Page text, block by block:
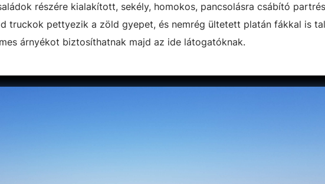
részére kialakított, sekély, homokos, pancsolásra csábító
truckok pettyezik a zöld gyepet, és nemrég ültetett platán fákkal is
árnyékot biztosíthatnak majd az ide látogatóknak.